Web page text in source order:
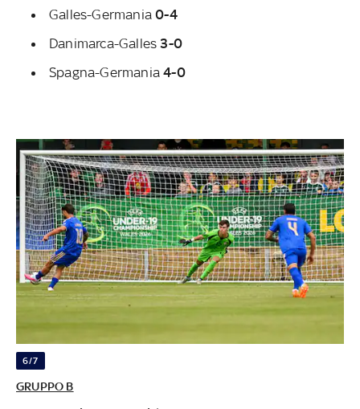
Galles-Germania0-4
Danimarca-Galles3-0
Spagna-Germania4-0
6/7
GRUPPO B